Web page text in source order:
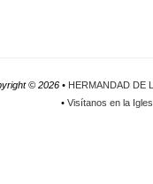
©2026 • HERMANDAD DE
•Visítanos en la